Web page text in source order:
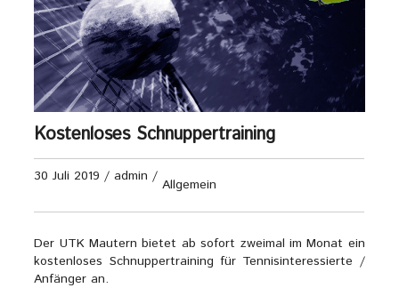
Kostenloses Schnuppertraining
30 Juli 2019 / admin / Allgemein
Der UTK Mautern bietet ab sofort zweimal im Monat ein
kostenloses Schnuppertraining für Tennisinteressierte /
Anfänger an.